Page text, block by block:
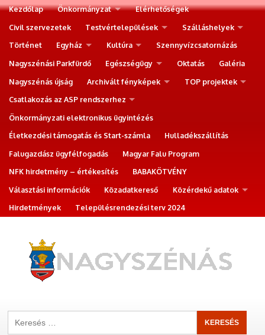
Kezdőlap Önkormányzat
Elérhetőségek
Civil szervezetek
Testvértelepülések
Szálláshelyek
Történet
Egyház Kultúra
Szennyvízcsatornázás
Nagyszénási Parkfürdő
Egészségügy Oktatás
Galéria
Nagyszénás újság
Archivált fényképek
TOP projektek
Csatlakozás az ASP rendszerhez
Önkormányzati elektronikus ügyintézés
Életkezdési támogatás és Start-számla
Hulladékszállítás
Falugazdász ügyfélfogadás
Magyar Falu Program
NFK hirdetmény – értékesítés
BABAKÖTVÉNY
Választási információk
Közadatkereső
Közérdekű adatok
Hirdetmények
Településrendezési terv 2024